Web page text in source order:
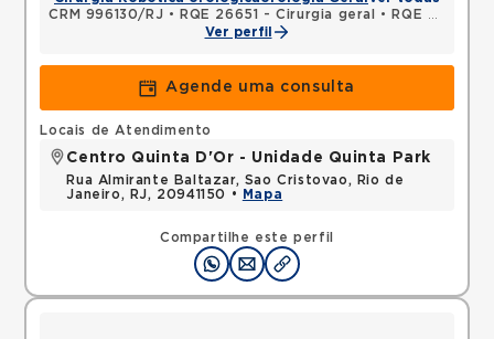
CRM 996130/RJ • RQE 26651 - Cirurgia geral •
RQE 33192 - Urologia
Ver perfil
Agende uma consulta
Compartilhe este perfil
Locais de Atendimento
Centro Quinta D'Or - Unidade Quinta Park
Rua Almirante Baltazar, Sao Cristovao, Rio de
Janeiro, RJ, 20941150 •
Mapa